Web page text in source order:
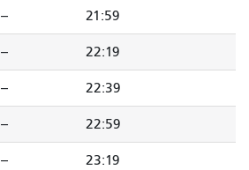
-- 21:59
-- 22:19
-- 22:39
-- 22:59
-- 23:19